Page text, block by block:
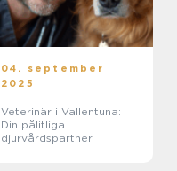
04. september
2025
Veterinär i Vallentuna:
Din pålitliga
djurvårdspartner